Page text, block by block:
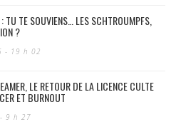
TU TE SOUVIENS… LES SCHTROUMPFS,
?
- 19 h 02
LE RETOUR DE LA LICENCE CULTE
ET BURNOUT
9 h 27